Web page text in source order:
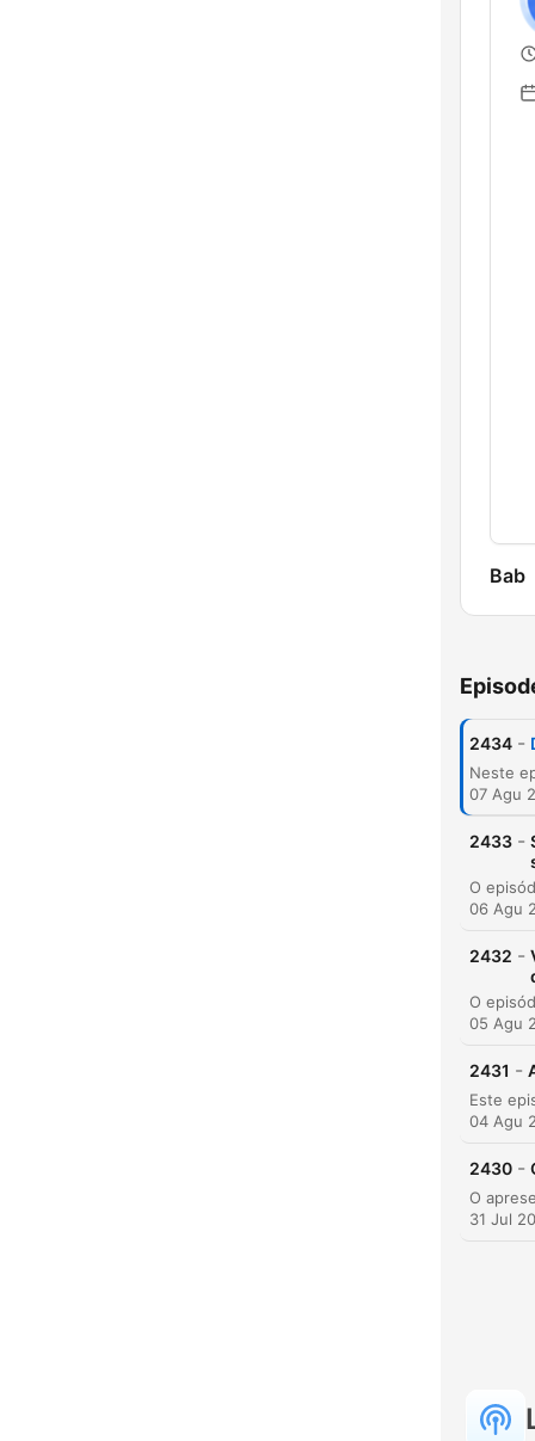
Bab
2434 -
07 Agu
2433 -
06 Agu
2432 -
05 Agu
2431 -
04 Agu
2430 -
31 Jul